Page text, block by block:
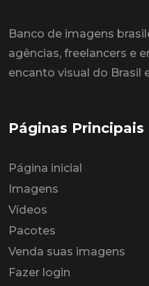
Banco de imagens
agências, freelancers e
encanto visual do Brasil
Páginas Principais
Página inicial
Imagens
Vídeos
Pacotes
Venda suas imagens
Fazer login